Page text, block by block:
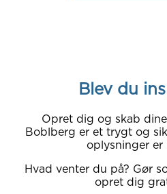
Blev du
Opret dig og skab
Boblberg er et trygt og
oplysninger er
Hvad venter du på? Gør
opret dig